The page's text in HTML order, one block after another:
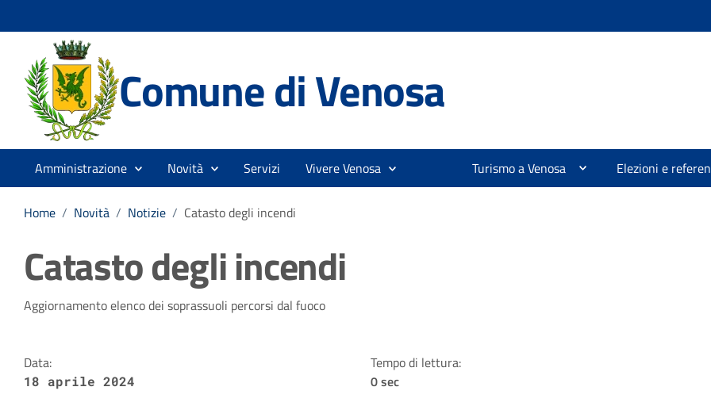
Comune di Venosa
Amministrazione Novità Servizi Vivere Venosa Turismo a Venosa Elezioni e
Home / Novità / Notizie / Catasto degli incendi
Catasto degli incendi
Dettagli della notizia
Aggiornamento elenco dei soprassuoli percorsi dal fuoco
Data:
18 aprile 2024
Tempo di lettura:
0 sec